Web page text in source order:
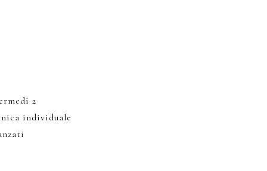
2
individuale